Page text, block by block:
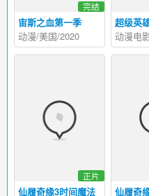
宙斯之血第一季
完结
动漫/美国/2020
超级英
动漫电
仙履奇缘3时间魔法
正片
仙履奇